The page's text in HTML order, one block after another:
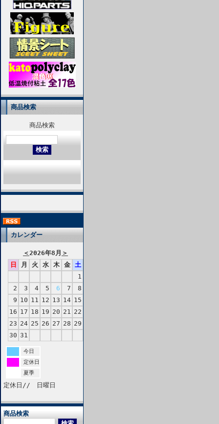
商品検索
商品検索
カレンダー
＜2026年8月 ＞
日
月 火 水 木 金
土
1
2
3 4 5 6 7
8
9 10 11 12 13 14 15
16 17 18 19 20 21 22
23 24 25 26 27 28 29
30 31
今日
定休日
夏季
定休日// 日曜日
商品検索